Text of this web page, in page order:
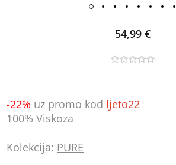
54,99 €
-22% uz promo kod ljeto22
100% Viskoza
Kolekcija: PURE